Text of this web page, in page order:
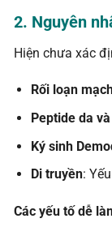
2. Nguyên
Hiện chưa xác
Rối loạn
Peptide da
Ký sinh
Di truyền:
Các yếu tố dễ